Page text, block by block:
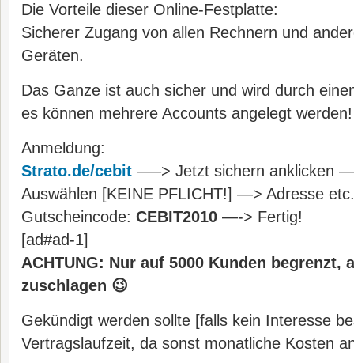
Die Vorteile dieser Online-Festplatte:
Sicherer Zugang von allen Rechnern und
Geräten.
Das Ganze ist auch sicher und wird durch
es können mehrere Accounts angelegt werden!
Anmeldung:
Strato.de/cebit —–> Jetzt sichern anklicken
Auswählen [KEINE PFLICHT!] —> Adresse
Gutscheincode: CEBIT2010 —-> Fertig!
[ad#ad-1]
ACHTUNG: Nur auf 5000 Kunden begrenzt,
zuschlagen 😉
Gekündigt werden sollte [falls kein Interesse
Vertragslaufzeit, da sonst monatliche Kosten